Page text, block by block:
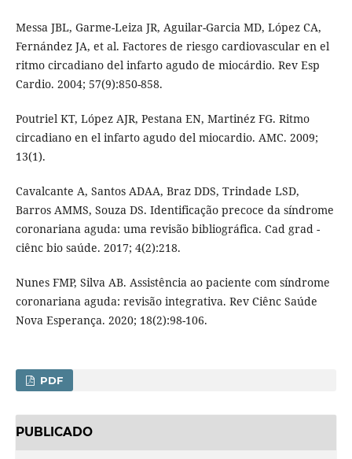
Messa JBL, Garme-Leiza JR, Aguilar-Garcia MD, López CA,
Fernández JA, et al. Factores de riesgo cardiovascular en el
ritmo circadiano del infarto agudo de miocárdio. Rev Esp
Cardio. 2004; 57(9):850-858.
Poutriel KT, López AJR, Pestana EN, Martinéz FG. Ritmo
circadiano en el infarto agudo del miocardio. AMC. 2009;
13(1).
Cavalcante A, Santos ADAA, Braz DDS, Trindade LSD,
Barros AMMS, Souza DS. Identificação precoce da síndrome
coronariana aguda: uma revisão bibliográfica. Cad grad -
ciênc bio saúde. 2017; 4(2):218.
Nunes FMP, Silva AB. Assistência ao paciente com síndrome
coronariana aguda: revisão integrativa. Rev Ciênc Saúde
Nova Esperança. 2020; 18(2):98-106.
PDF
PUBLICADO